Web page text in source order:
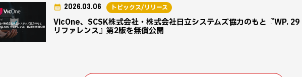
VicOne、SCSK株式会社・株式会社日立システムズ協力のもと『WP.
リファレンス』第2版を無償公開
2026.03.06 トピックス/リリース